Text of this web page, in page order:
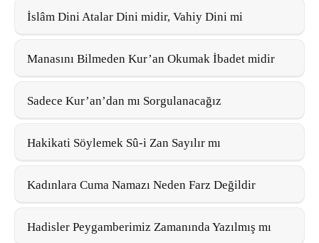
İslâm Dini Atalar Dini midir, Vahiy Dini mi
Manasını Bilmeden Kur’an Okumak İbadet midir
Sadece Kur’an’dan mı Sorgulanacağız
Hakikati Söylemek Sû-i Zan Sayılır mı
Kadınlara Cuma Namazı Neden Farz Değildir
Hadisler Peygamberimiz Zamanında Yazılmış mı